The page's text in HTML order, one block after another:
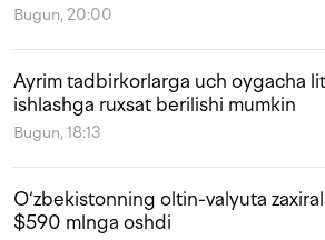
Bugun, 20:00
Ayrim tadbirkorlarga uch oygacha
ishlashga ruxsat berilishi mumkin
Bugun, 18:13
O‘zbekistonning oltin-valyuta
$590 mlnga oshdi